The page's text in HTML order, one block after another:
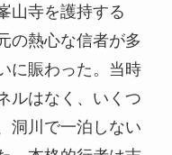
山寺を護持する
の熱心な信者が多
に賑わった。当時
ルはなく、いくつ
洞川で一泊しない